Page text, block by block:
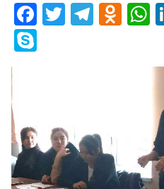
Facebook
Twitter